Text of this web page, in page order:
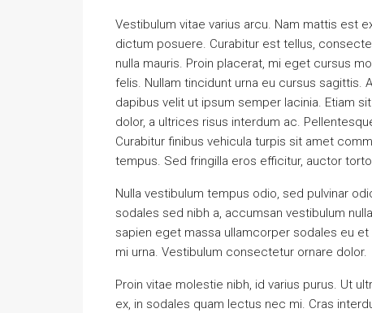
Vestibulum vitae varius arcu. Nam mattis est
dictum posuere. Curabitur est tellus,
nulla mauris. Proin placerat, mi eget cursus
felis. Nullam tincidunt urna eu cursus sagittis.
dapibus velit ut ipsum semper lacinia. Etiam
dolor, a ultrices risus interdum ac.
Curabitur finibus vehicula turpis sit amet
tempus. Sed fringilla eros efficitur, auctor
Nulla vestibulum tempus odio, sed pulvinar
sodales sed nibh a, accumsan vestibulum
sapien eget massa ullamcorper sodales eu
mi urna. Vestibulum consectetur ornare dolor.
Proin vitae molestie nibh, id varius purus. Ut
ex, in sodales quam lectus nec mi. Cras